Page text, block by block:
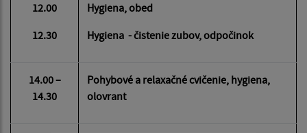
12.00
12.30
Hygiena, obed
Hygiena - čistenie zubov, odpočinok
14.00 –
14.30
Pohybové a relaxačné cvičenie, hygiena,
olovrant